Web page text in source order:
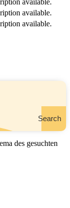
available.
available.
available.
Search
des gesuchten